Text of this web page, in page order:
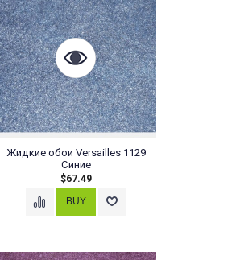
Жидкие обои Versailles 1129
Синие
$67.49